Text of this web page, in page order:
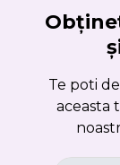
Te poti
aceasta